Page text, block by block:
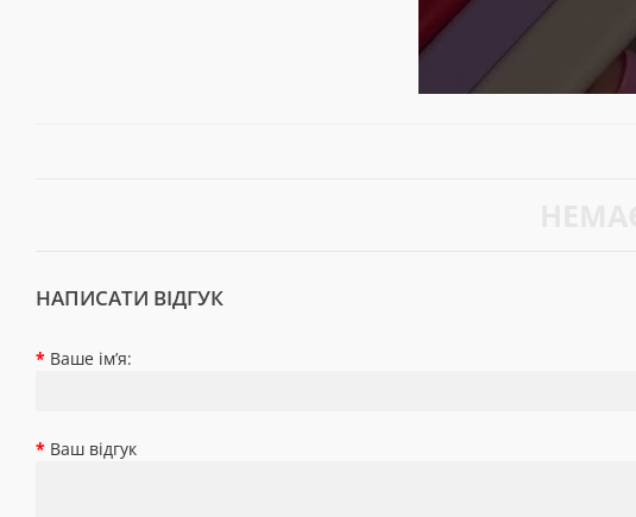
НАПИСАТИ ВІДГУК
Ваше ім’я:
Ваш відгук